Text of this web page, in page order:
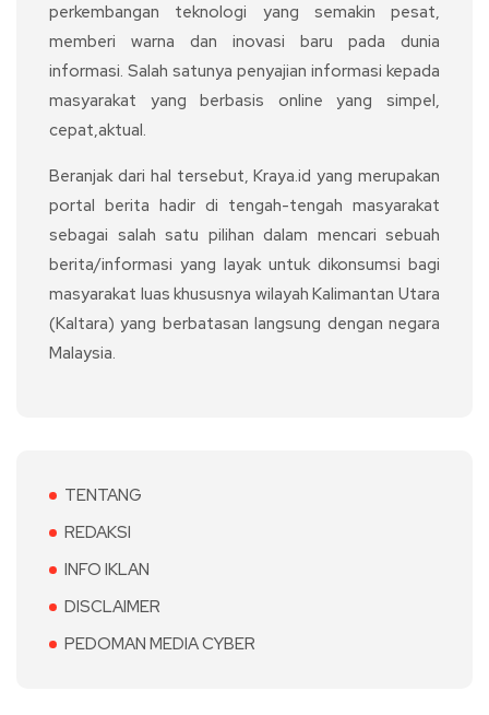
perkembangan teknologi yang semakin pesat,
memberi warna dan inovasi baru pada dunia
informasi. Salah satunya penyajian informasi kepada
masyarakat yang berbasis online yang simpel,
cepat,aktual.
Beranjak dari hal tersebut, Kraya.id yang merupakan
portal berita hadir di tengah-tengah masyarakat
sebagai salah satu pilihan dalam mencari sebuah
berita/informasi yang layak untuk dikonsumsi bagi
masyarakat luas khususnya wilayah Kalimantan Utara
(Kaltara) yang berbatasan langsung dengan negara
Malaysia.
TENTANG
REDAKSI
INFO IKLAN
DISCLAIMER
PEDOMAN MEDIA CYBER